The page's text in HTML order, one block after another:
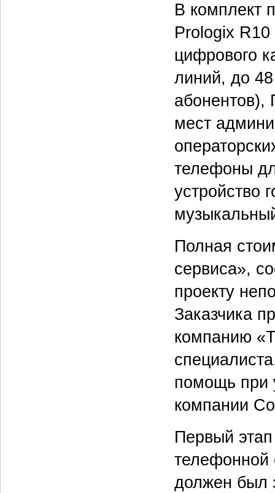
В комплект
Prologix
цифрового
линий, до
абонентов),
мест
телефоны
устройство
Полная
сервиса»,
проекту
Заказчика
компанию
помощь при
компании
Первый
телефонной
должен был